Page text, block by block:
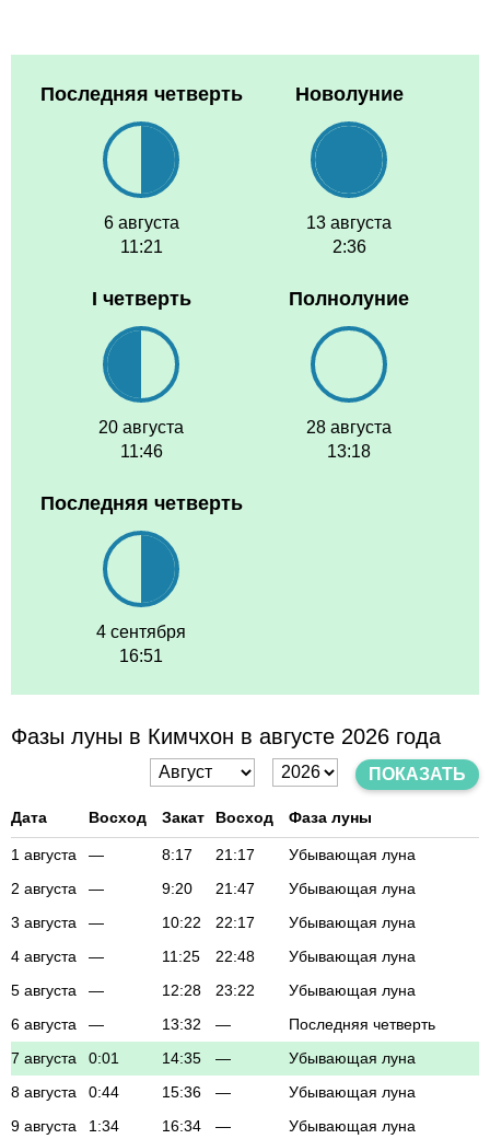
Последняя четверть
6 августа
11:21
Новолуние
13 августа
2:36
I четверть
20 августа
11:46
Полнолуние
28 августа
13:18
Последняя четверть
4 сентября
16:51
Фазы луны в Кимчхон в августе 2026 года
ПОКАЗАТЬ
Дата Восход Закат Восход Фаза луны
1 августа — 8:17 21:17
Убывающая луна
2 августа
— 9:20 21:47
Убывающая луна
3 августа
— 10:22 22:17
Убывающая луна
4 августа
— 11:25 22:48
Убывающая луна
5 августа
— 12:28 23:22
Убывающая луна
6 августа
— 13:32 —
Последняя четверть
7 августа
0:01 14:35 —
Убывающая луна
8 августа
0:44 15:36 —
Убывающая луна
9 августа
1:34 16:34 —
Убывающая луна